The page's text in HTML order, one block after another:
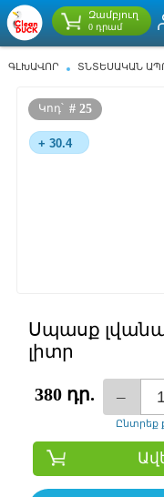
Զամբյուղ
0 դրամ
ԳԼԽԱՎՈՐ ՏՆՏԵՍԱԿԱՆ
Կոդ՝ # 25
+ 30.4
Սպասք
լիտր
380 դր.
Ընտրեք
–